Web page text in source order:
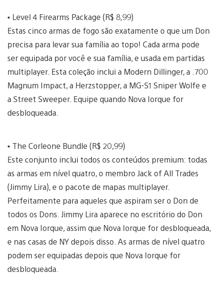
• Level 4 Firearms Package (R$ 8,99)
Estas cinco armas de fogo são exatamente o que um Don
precisa para levar sua família ao topo! Cada arma pode
ser equipada por você e sua família, e usada em partidas
multiplayer. Esta coleção inclui a Modern Dillinger, a .700
Magnum Impact, a Herzstopper, a MG-S1 Sniper Wolfe e
a Street Sweeper. Equipe quando Nova Iorque for
desbloqueada.
• The Corleone Bundle (R$ 20,99)
Este conjunto inclui todos os conteúdos premium: todas
as armas em nível quatro, o membro Jack of All Trades
(Jimmy Lira), e o pacote de mapas multiplayer.
Perfeitamente para aqueles que aspiram ser o Don de
todos os Dons. Jimmy Lira aparece no escritório do Don
em Nova Iorque, assim que Nova Iorque for desbloqueada,
e nas casas de NY depois disso. As armas de nível quatro
podem ser equipadas depois que Nova Iorque for
desbloqueada.